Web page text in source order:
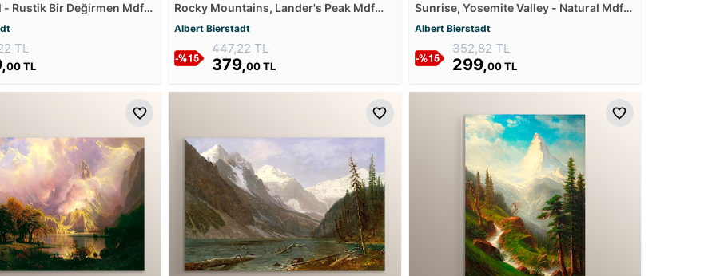
- Rustik Bir Değirmen Mdf
TL
00 TL
Rocky Mountains, Lander's Peak Mdf
Tablosu
Albert Bierstadt
447,22 TL
379,00 TL
Sunrise, Yosemite Valley - Natural Mdf
Tablosu
Albert Bierstadt
352,82 TL
299,00 TL